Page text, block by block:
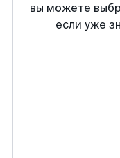
вы можете
если уже